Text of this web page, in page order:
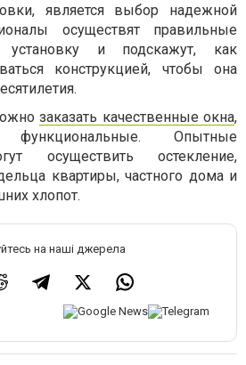
является выбор надежной
осуществят правильные
и подскажут, как
конструкцией, чтобы она
заказать качественные окна,
Опытные
осуществить остекление,
квартиры, частного дома и
хлопот.
на наші джерела